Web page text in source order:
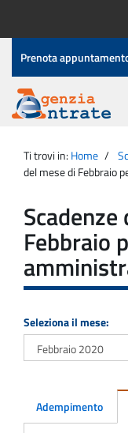
contenuto
Menu
di
servizio
Prenota
Agenzia
Entrate
principale
Ti trovi in: Home
del mese di Febbraio
Febbraio
Seleziona il mese:
Adempimento